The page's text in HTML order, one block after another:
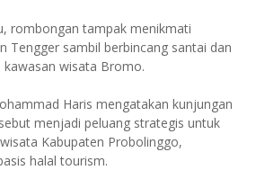
rombongan tampak menikmati
Tengger sambil berbincang santai dan
wisata Bromo.
Haris mengatakan kunjungan
menjadi peluang strategis untuk
Kabupaten Probolinggo,
halal tourism.